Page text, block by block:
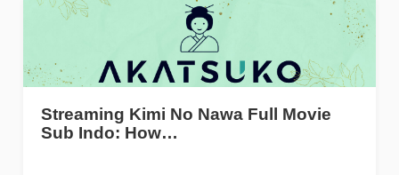
Streaming Kimi No Nawa Full Movie
Sub Indo: How…